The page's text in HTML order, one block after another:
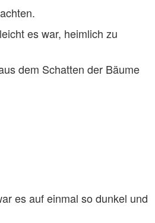
es war, heimlich zu
dem Schatten der Bäume
es auf einmal so dunkel und